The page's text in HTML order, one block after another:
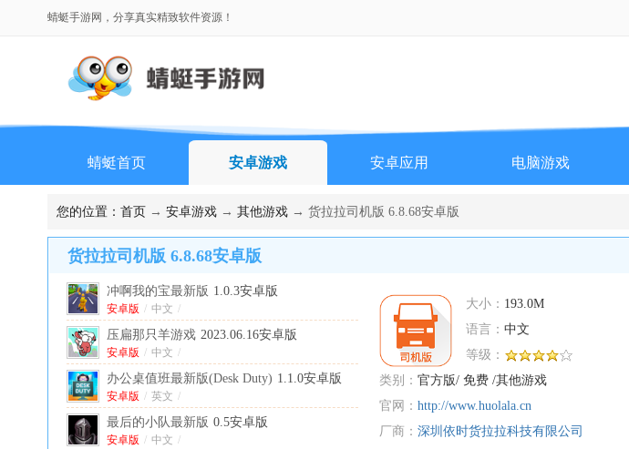
蜻蜓手游网，分享真实精致软件资源！
蜻蜓首页 安卓游戏 安卓应用 电脑游戏
排行榜
您的位置： 首页 → 安卓游戏 → 其他游戏 → 货拉拉司机版 6.8.68安卓版
货拉拉司机版 6.8.68安卓版
大小： 193.0M
语言： 中文
等级：
类别： 官方版/ 免费 /其他游戏
官网： http://www.huolala.cn
厂商： 深圳依时货拉拉科技有限公司
冲啊我的宝最新版 1.0.3安卓版
安卓版 / 中文 /
压扁那只羊游戏 2023.06.16安卓版
安卓版 / 中文 /
办公桌值班最新版(Desk Duty) 1.1.0安卓版
安卓版 / 英文 /
最后的小队最新版 0.5安卓版
安卓版 / 中文 /